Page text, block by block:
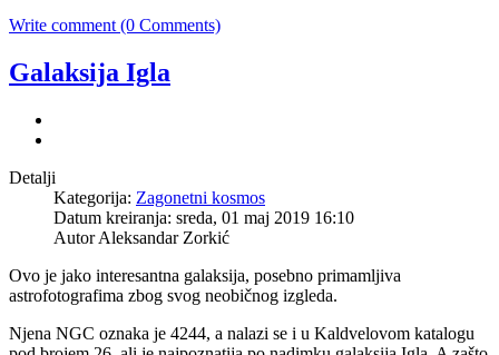
Write comment (0 Comments)
Galaksija Igla
Detalji
Kategorija: Zagonetni kosmos
Datum kreiranja: sreda, 01 maj 2019 16:10
Autor Aleksandar Zorkić
Ovo je jako interesantna galaksija, posebno primamljiva
astrofotografima zbog svog neobičnog izgleda.
Njena NGC oznaka je 4244, a nalazi se i u Kaldvelovom katalogu